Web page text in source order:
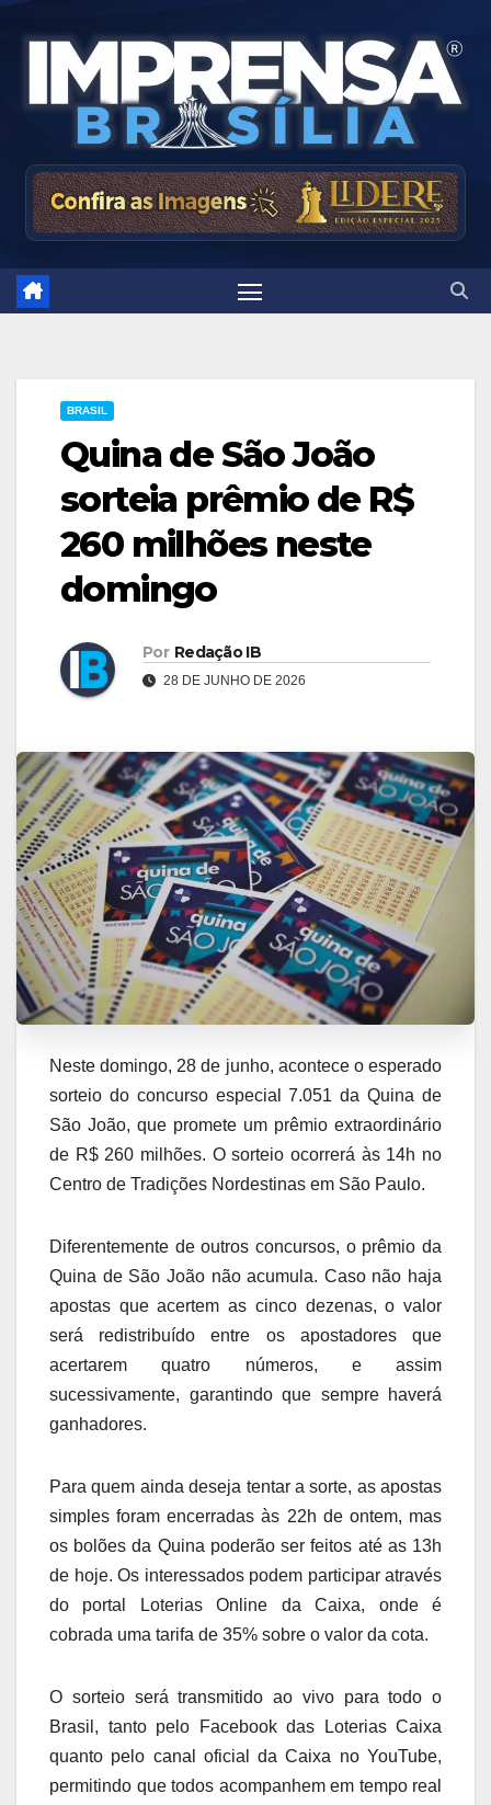
BRASIL
Quina de São João
sorteia prêmio de R$
260 milhões neste
domingo
Por Redação IB
28 DE JUNHO DE 2026
Neste domingo, 28 de junho, acontece o esperado
sorteio do concurso especial 7.051 da Quina de
São João, que promete um prêmio extraordinário
de R$ 260 milhões. O sorteio ocorrerá às 14h no
Centro de Tradições Nordestinas em São Paulo.
Diferentemente de outros concursos, o prêmio da
Quina de São João não acumula. Caso não haja
apostas que acertem as cinco dezenas, o valor
será redistribuído entre os apostadores que
acertarem quatro números, e assim
sucessivamente, garantindo que sempre haverá
ganhadores.
Para quem ainda deseja tentar a sorte, as apostas
simples foram encerradas às 22h de ontem, mas
os bolões da Quina poderão ser feitos até as 13h
de hoje. Os interessados podem participar através
do portal Loterias Online da Caixa, onde é
cobrada uma tarifa de 35% sobre o valor da cota.
O sorteio será transmitido ao vivo para todo o
Brasil, tanto pelo Facebook das Loterias Caixa
quanto pelo canal oficial da Caixa no YouTube,
permitindo que todos acompanhem em tempo real